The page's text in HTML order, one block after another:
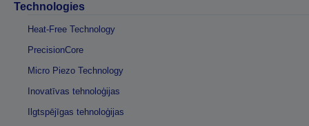
Technologies
Heat-Free Technology
PrecisionCore
Micro Piezo Technology
Inovatīvas tehnoloģijas
Ilgtspējīgas tehnoloģijas